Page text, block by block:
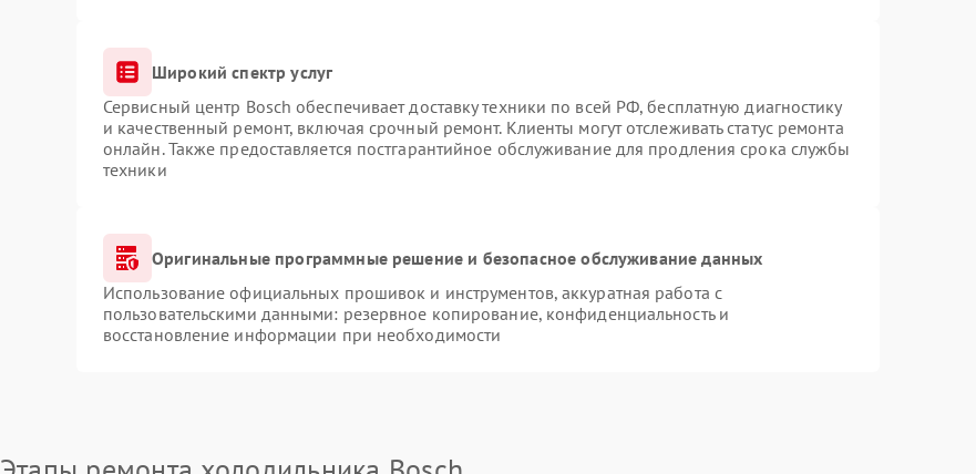
Широкий спектр услуг
Сервисный центр Bosch обеспечивает доставку техники по всей РФ, бесплатную диагностику
и качественный ремонт, включая срочный ремонт. Клиенты могут отслеживать статус ремонта
онлайн. Также предоставляется постгарантийное обслуживание для продления срока службы
техники
Оригинальные программные решение и безопасное обслуживание данных
Использование официальных прошивок и инструментов, аккуратная работа с
пользовательскими данными: резервное копирование, конфиденциальность и
восстановление информации при необходимости